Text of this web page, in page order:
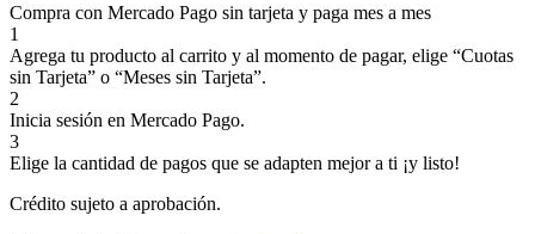
Compra con Mercado Pago sin tarjeta y paga mes a mes
1
Agrega tu producto al carrito y al momento de pagar, elige “Cuotas
sin Tarjeta” o “Meses sin Tarjeta”.
2
Inicia sesión en Mercado Pago.
3
Elige la cantidad de pagos que se adapten mejor a ti ¡y listo!
Crédito sujeto a aprobación.